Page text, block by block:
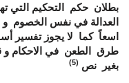
بطلان حكم التحكيم التي
العدالة في نفس الخصوم و
اسعاً كما لا يجوز تفسير
طرق الطعن في الاحكام و
بغير نص (5)